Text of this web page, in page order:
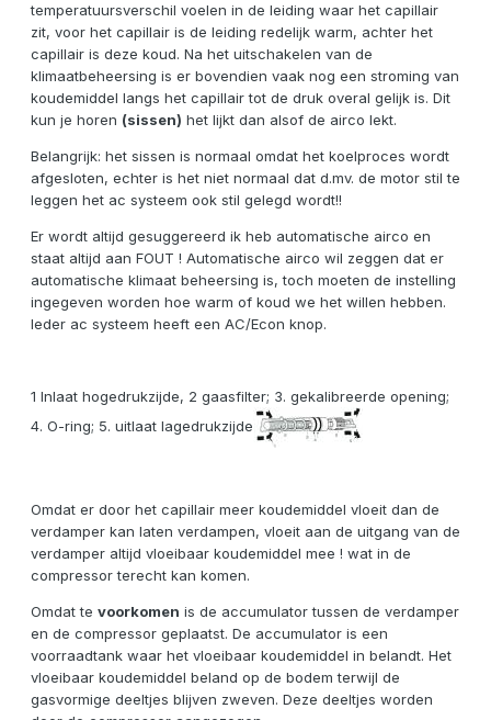
temperatuursverschil voelen in de leiding waar het capillair
zit, voor het capillair is de leiding redelijk warm, achter het
capillair is deze koud. Na het uitschakelen van de
klimaatbeheersing is er bovendien vaak nog een stroming van
koudemiddel langs het capillair tot de druk overal gelijk is. Dit
kun je horen (sissen) het lijkt dan alsof de airco lekt.
Belangrijk: het sissen is normaal omdat het koelproces wordt
afgesloten, echter is het niet normaal dat d.mv. de motor stil te
leggen het ac systeem ook stil gelegd wordt!!
Er wordt altijd gesuggereerd ik heb automatische airco en
staat altijd aan FOUT ! Automatische airco wil zeggen dat er
automatische klimaat beheersing is, toch moeten de instelling
ingegeven worden hoe warm of koud we het willen hebben.
Ieder ac systeem heeft een AC/Econ knop.
1 Inlaat hogedrukzijde, 2 gaasfilter; 3. gekalibreerde opening;
4. O-ring; 5. uitlaat lagedrukzijde
Omdat er door het capillair meer koudemiddel vloeit dan de
verdamper kan laten verdampen, vloeit aan de uitgang van de
verdamper altijd vloeibaar koudemiddel mee ! wat in de
compressor terecht kan komen.
Omdat te voorkomen is de accumulator tussen de verdamper
en de compressor geplaatst. De accumulator is een
voorraadtank waar het vloeibaar koudemiddel in belandt. Het
vloeibaar koudemiddel beland op de bodem terwijl de
gasvormige deeltjes blijven zweven. Deze deeltjes worden